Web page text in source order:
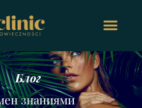
Блог
знаниями